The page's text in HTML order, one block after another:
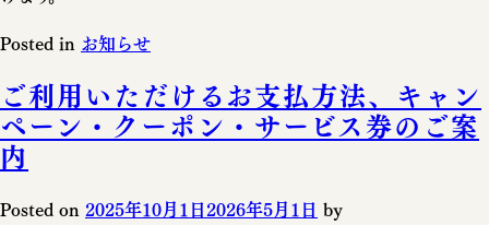
Posted in お知らせ
ご利用いただけるお支払方法、キャン
ペーン・クーポン・サービス券のご案
内
Posted on 2025年10月1日2026年5月1日 by